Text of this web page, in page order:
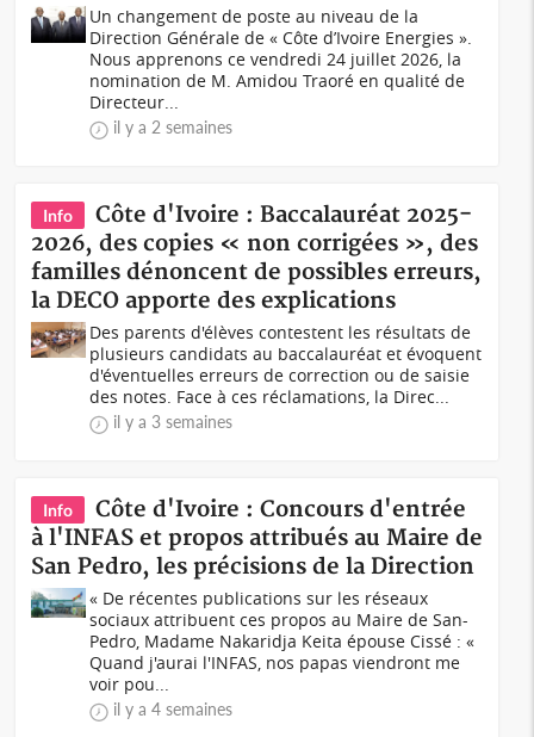
Un changement de poste au niveau de la
Direction Générale de « Côte d’Ivoire Energies ».
Nous apprenons ce vendredi 24 juillet 2026, la
nomination de M. Amidou Traoré en qualité de
Directeur...
il y a 2 semaines
Info
Côte d'Ivoire : Baccalauréat 2025-
2026, des copies « non corrigées », des
familles dénoncent de possibles erreurs,
la DECO apporte des explications
Des parents d'élèves contestent les résultats de
plusieurs candidats au baccalauréat et évoquent
d'éventuelles erreurs de correction ou de saisie
des notes. Face à ces réclamations, la Direc...
il y a 3 semaines
Info
Côte d'Ivoire : Concours d'entrée
à l'INFAS et propos attribués au Maire de
San Pedro, les précisions de la Direction
« De récentes publications sur les réseaux
sociaux attribuent ces propos au Maire de San-
Pedro, Madame Nakaridja Keita épouse Cissé : «
Quand j'aurai l'INFAS, nos papas viendront me
voir pou...
il y a 4 semaines